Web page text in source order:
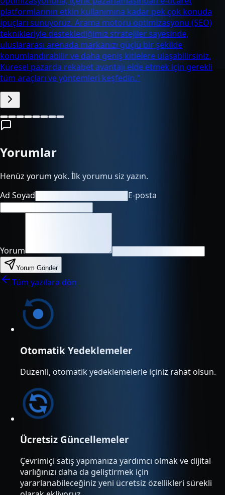
platformlarının etkin kullanımına kadar pek çok konuda
ipuçları sunuyoruz. Arama motoru optimizasyonu (SEO)
teknikleriyle desteklediğimiz stratejiler sayesinde,
uluslararası arenada markanızı güçlü bir şekilde
konumlandırabilir ve daha geniş kitlelere ulaşabilirsiniz.
Küresel pazarda rekabet avantajı elde etmek için gerekli
tüm araçları ve yöntemleri keşfedin."
Yorumlar
Henüz yorum yok. İlk yorumu siz yazın.
Ad Soyad
E-posta
Yorum
Yorum Gönder
Tüm yazılara dön
Otomatik Yedeklemeler
Düzenli, otomatik yedeklemelerle içiniz rahat olsun.
Ücretsiz Güncellemeler
Çevrimiçi satış yapmanıza yardımcı olmak ve dijital
varlığınızı daha da geliştirmek için
yararlanabileceğiniz yeni ücretsiz özellikleri sürekli